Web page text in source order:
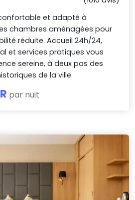
et adapté à
chambres aménagées pour
réduite. Accueil 24h/24,
et services pratiques vous
sereine, à deux pas des
de la ville.
par nuit